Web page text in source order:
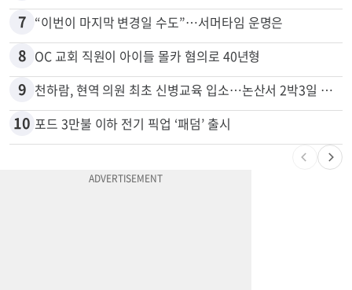
7 “이번이 마지막 변경일 수도”…서머타임 운명은
8 OC 교회 직원이 아이들 몰카 혐의로 40년형
9 천하람, 현역 의원 최초 신병교육 입소…논산서 2박3일 생활
10 포드 3만불 이하 전기 픽업 ‘패덤’ 출시